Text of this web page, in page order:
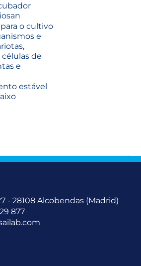
o cultivo
e
de
e
estável
- 28108 Alcobendas (Madrid)
877